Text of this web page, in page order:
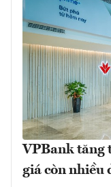
VPBank tăng
giá còn nhiều